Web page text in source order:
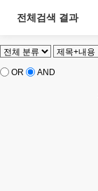
전체검색 결과
OR AND